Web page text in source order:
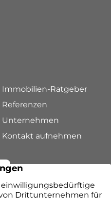
Immobilien-Ratgeber
Referenzen
Unternehmen
Kontakt aufnehmen